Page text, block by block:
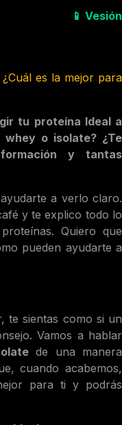
📱 Vesión
es la mejor para
tu proteína Ideal a
o isolate? ¿Te
y tantas
a verlo claro.
y te explico todo lo
Quiero que
pueden ayudarte a
te sientas como si un
Vamos a hablar
de una manera
cuando acabemos,
para ti y podrás